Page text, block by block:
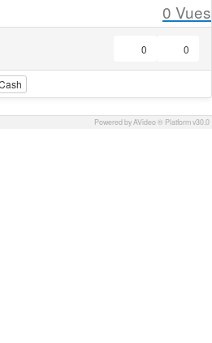
0 Vues
0
0
Powered by AVideo ® Platform v30.0